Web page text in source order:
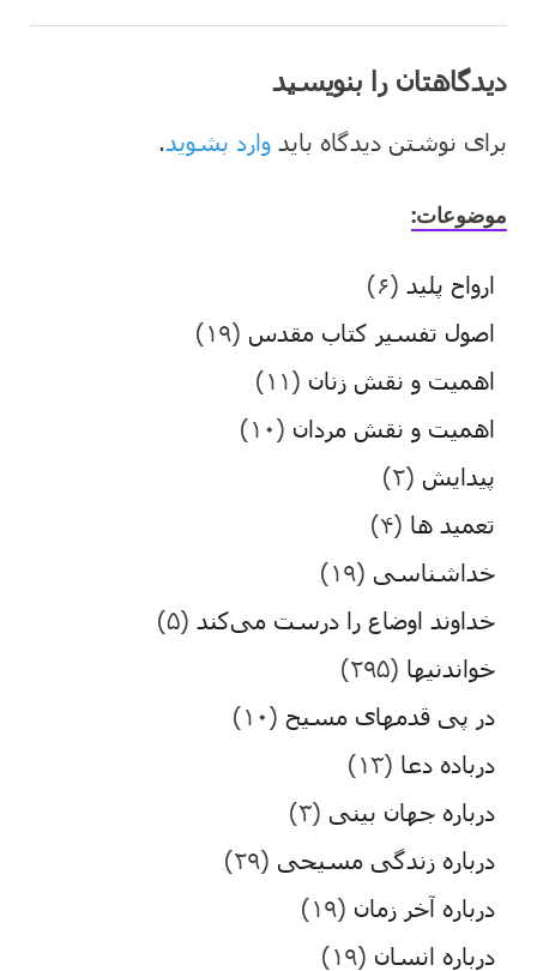
دیدگاهتان را بنویسید
برای نوشتن دیدگاه باید وارد بشوید.
موضوعات:
ارواح پلید (۶)
اصول تفسیر کتاب مقدس (۱۹)
اهمیت و نقش زنان (۱۱)
اهمیت و نقش مردان (۱۰)
پیدایش (۲)
تعمید ها (۴)
خداشناسی (۱۹)
خداوند اوضاع را درست می‌کند (۵)
خواندنیها (۲۹۵)
در پی قدمهای مسیح (۱۰)
درباده دعا (۱۳)
درباره جهان بینی (۳)
درباره زندگی مسیحی (۲۹)
درباره آخر زمان (۱۹)
درباره انسان (۱۹)